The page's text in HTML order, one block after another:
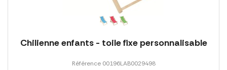
Chilienne enfants - toile fixe personnalisable
Référence 00196LAB0029498